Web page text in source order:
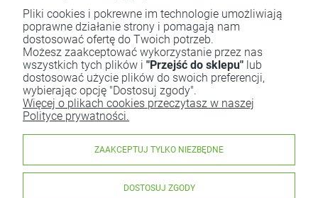
Pliki cookies i pokrewne im technologie umożliwiają
poprawne działanie strony i pomagają nam
dostosować ofertę do Twoich potrzeb.
Możesz zaakceptować wykorzystanie przez nas
wszystkich tych plików i "Przejść do sklepu" lub
dostosować użycie plików do swoich preferencji,
wybierając opcję "Dostosuj zgody".
Więcej o plikach cookies przeczytasz w naszej
Polityce prywatności.
ZAAKCEPTUJ TYLKO NIEZBĘDNE
DOSTOSUJ ZGODY